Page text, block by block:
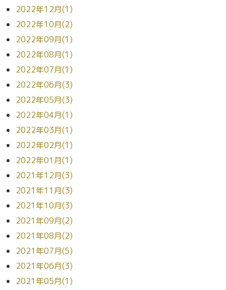
2022年12月(1)
2022年10月(2)
2022年09月(1)
2022年08月(1)
2022年07月(1)
2022年06月(3)
2022年05月(3)
2022年04月(1)
2022年03月(1)
2022年02月(1)
2022年01月(1)
2021年12月(3)
2021年11月(3)
2021年10月(3)
2021年09月(2)
2021年08月(2)
2021年07月(5)
2021年06月(3)
2021年05月(1)